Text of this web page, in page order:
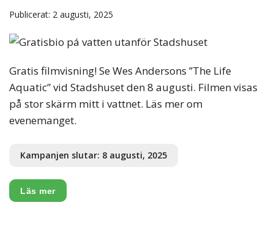
Publicerat: 2 augusti, 2025
Gratis filmvisning! Se Wes Andersons ”The Life
Aquatic” vid Stadshuset den 8 augusti. Filmen visas
på stor skärm mitt i vattnet. Läs mer om
evenemanget.
Kampanjen slutar: 8 augusti, 2025
Läs mer